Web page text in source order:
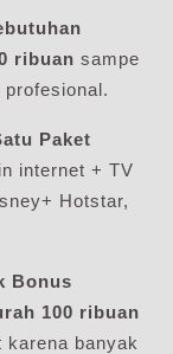
ribuan sampe
Paket
internet + TV
Hotstar,
Bonus
100 ribuan
karena banyak